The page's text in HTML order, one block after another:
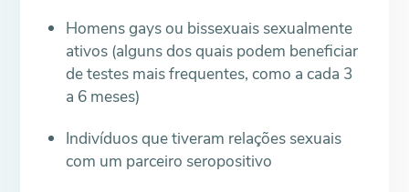
Homens gays ou bissexuais sexualmente
ativos (alguns dos quais podem beneficiar
de testes mais frequentes, como a cada 3
a 6 meses)
Indivíduos que tiveram relações sexuais
com um parceiro seropositivo